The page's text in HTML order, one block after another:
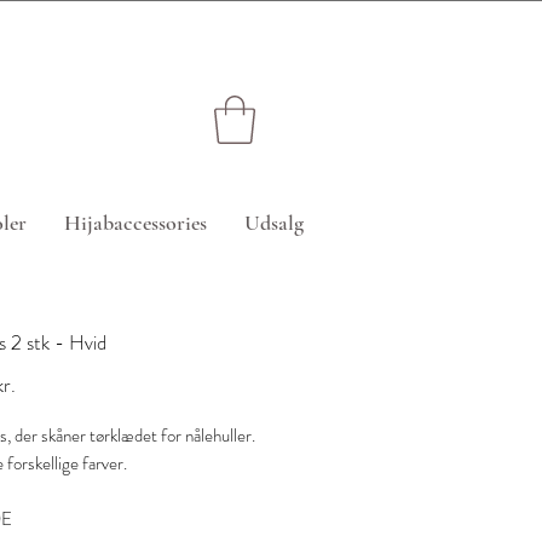
Hijabaccessories Udsalg
2 stk - Hvid
der skåner tørklædet for nålehuller.
forskellige farver.